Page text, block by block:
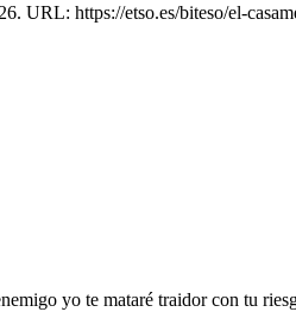
URL: https://etso.es/biteso/el-
te doy veinte escudos veinte qué veinte escudos te daré veinte mil Fúcares soy de contado de contado eso es lo que hay que estimar que el prometer y no dar anda ahora muy usado en gente de Argentia etcétera de eso huye en la etcétera se incluye cuanto yo decir podría mal o bien al fin nacieron para valernos Señor plazos de mal pagador parece pues nunca dieron si no es mal y tarde y nunca y el que espera de ellos algo no hay sino morir de Hidalgo y poblar una espelunca de mi señora doña Ana está aquí un paje decí que nunca espere de mí licencia tráele a mi hermana algún recado señor solo a ti te quiere hablar esta es quien puede matar de amores al mismo amor qué hay señor Luis traerte un papel dichoso amante sea el porte este diamante tómole por no ofenderte cierto que es hombre de bien con vuestra licencia leo parece que no deseo vuestros gustos yo también el paje es a lo moderno yo aseguro que festeja con su mucho de guedeja y su poquito de tierno qué ración no respondes será el tinelo el callar empiezas a preguntar pero no para saber a mi señora doña Ana Que porque ella logre el día me iré de Madrid sabia respuesta tan cortesana y por eso se atrevió a escribirle confiada vos de Madrid no es jornada que me está mal cómo no tiene un hermano esta dama tan celoso impertinente que aún del sol no la consiente que vea la ardiente llama y no la deja salir ni a mi hermana visitar estando yo en el lugar y eso me envía a decir porque como yo anteayer la convidé a una ventana para que aquí con mi hermana vea la fiesta a entender me ha dado el inconveniente y yo la quiero obligar con